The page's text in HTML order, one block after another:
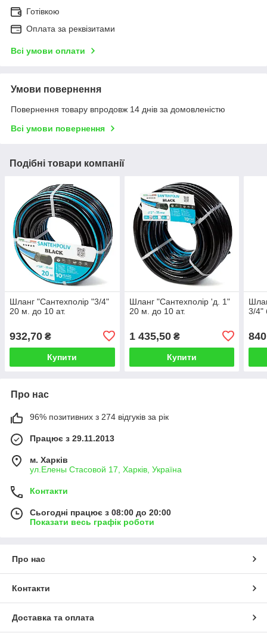
Готівкою
Оплата за реквізитами
Всі умови оплати
Умови повернення
Повернення товару впродовж 14 днів за домовленістю
Всі умови повернення
Подібні товари компанії
Шланг "Сантехполір "3/4"
20 м. до 10 ат.
932,70 ₴
Купити
Шланг "Сантехполір 'д. 1"
20 м. до 10 ат.
1 435,50₴
Купити
3/4"
Про нас
96% позитивних з 274 відгуків за рік
Працює з 29.11.2013
м. Харків
ул.Елены Стасовой 17, Харків, Україна
Контакти
Сьогодні працює з 08:00 до 20:00
Показати весь графік роботи
Про нас
Контакти
Доставка та оплата